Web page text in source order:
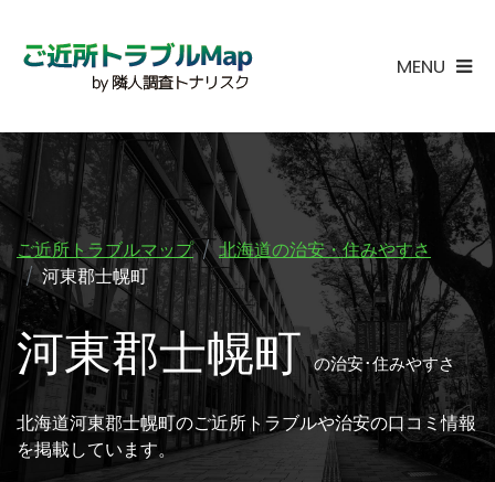
MENU
ご近所トラブルマップ
北海道の治安・住みやすさ
河東郡士幌町
河東郡士幌町の治安･住みやすさ
北海道河東郡士幌町のご近所トラブルや治安の口コミ情報
を掲載しています。